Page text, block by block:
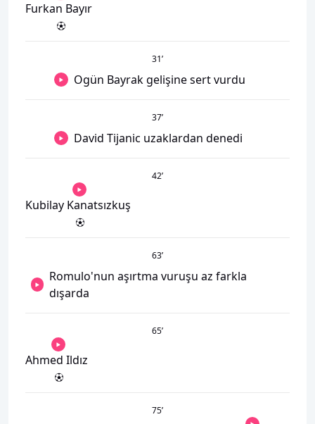
Furkan Bayır
31’
Ogün Bayrak gelişine sert vurdu
37’
David Tijanic uzaklardan denedi
42’
Kubilay Kanatsızkuş
63’
Romulo'nun aşırtma vuruşu az farkla
dışarda
65’
Ahmed Ildız
75’